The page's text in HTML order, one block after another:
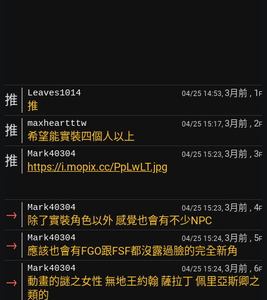
推 Leaves1014 04/25 14:53, 3月前 , 1 F
推
推 maxheartttw 04/25 15:17, 3月前 , 2F
希望能實裝四個人以上
推 Mark40304 04/25 15:23, 3月前 , 3F
https://i.mopix.cc/PpLwLT.jpg
→ Mark40304 04/25 15:23, 3月前 , 4F
除了實裝角色以外 感覺也會有不少NPC
→ Mark40304 04/25 15:24, 3月前 , 5F
應該也會有FGO跟FSF都沒露過臉的完全新角
→
Mark40304 04/25 15:24, 3月前 , 6F
動畫的謎之女性 無地王約翰 薩拉丁 佩里亞斯卿之
類的